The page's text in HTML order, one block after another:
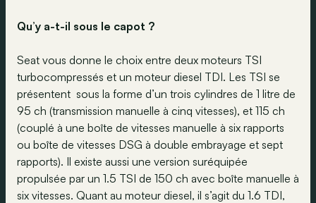
Qu’y a-t-il sous le capot ?
Seat vous donne le choix entre deux moteurs TSI
turbocompressés et un moteur diesel TDI. Les TSI se
présentent sous la forme d’un trois cylindres de 1 litre de
95 ch (transmission manuelle à cinq vitesses), et 115 ch
(couplé à une boîte de vitesses manuelle à six rapports
ou boîte de vitesses DSG à double embrayage et sept
rapports). Il existe aussi une version suréquipée
propulsée par un 1.5 TSI de 150 ch avec boîte manuelle à
six vitesses. Quant au moteur diesel, il s’agit du 1.6 TDI,